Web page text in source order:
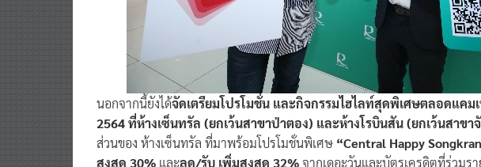
นอกจากนี้ยังได้จัดเตรียมโปรโมชั่น และกิจกรรมไฮไลท์สุดพิเศษตลอดแค
2564 ที่ห้างเซ็นทรัล (ยกเว้นสาขาป่าตอง) และห้างโรบินสัน (ยกเว้นสาข
ส่วนของ ห้างเซ็นทรัล ที่มาพร้อมโปรโมชั่นพิเศษ “Central Happy
สูงสุด 30% และลด/รับ เพิ่มสูงสุด 32%จากเดอะวันและบัตรเครดิตที่ร่วมร